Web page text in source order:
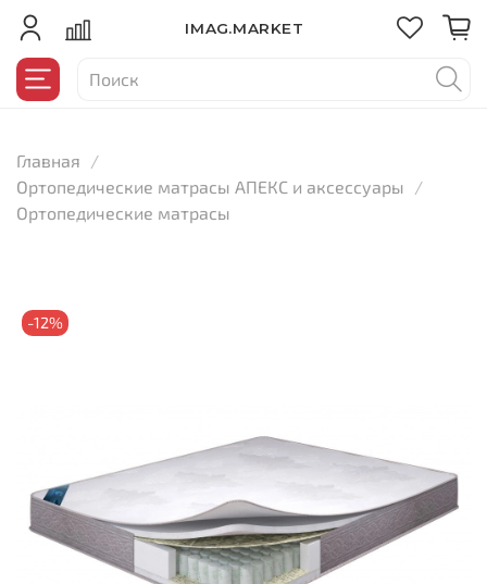
IMAG.MARKET
Главная
Ортопедические матрасы АПЕКС и аксессуары
Ортопедические матрасы
-12%